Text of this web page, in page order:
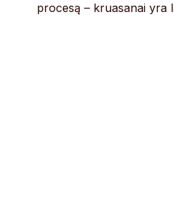
procesą – kruasanai yra